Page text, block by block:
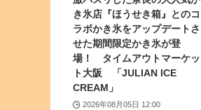
き氷店『ほうせき箱』とのコ
ラボかき氷をアップデートさ
せた期間限定かき氷が登
場！ タイムアウトマーケッ
ト大阪 「JULIAN ICE
CREAM」
2026年08月05日 12:00